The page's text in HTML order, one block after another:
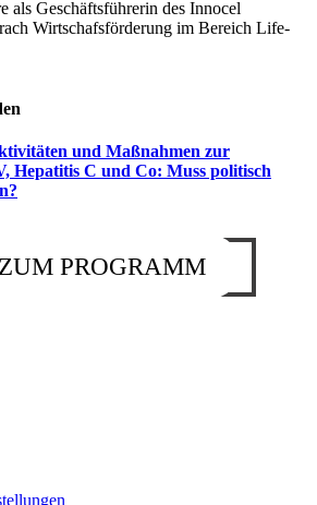
als Geschäftsführerin des Innocel
Wirtschafsförderung im Bereich Life-
und Maßnahmen zur
Hepatitis C und Co: Muss politisch
PROGRAMM